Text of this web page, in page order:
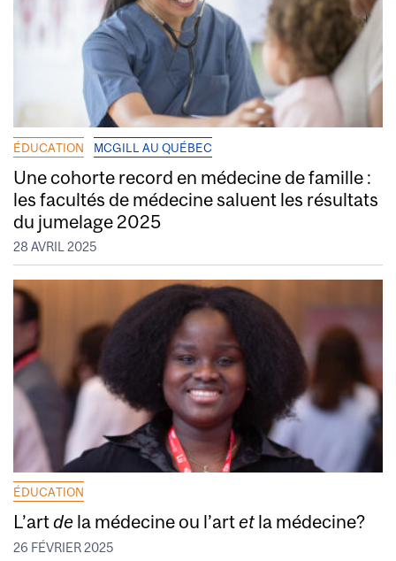
ÉDUCATION MCGILL AU QUÉBEC
Une cohorte record en médecine de famille :
les facultés de médecine saluent les résultats
du jumelage 2025
28 AVRIL 2025
ÉDUCATION
L’artde la médecine ou l’artet la médecine?
26 FÉVRIER 2025